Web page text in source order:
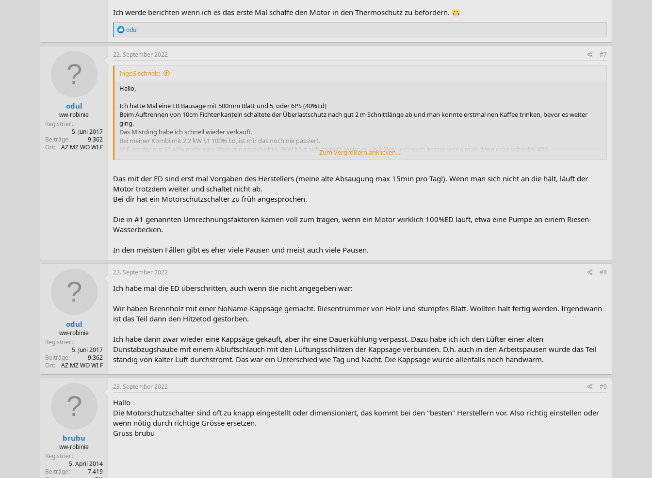
Ich werde berichten wenn ich es das erste Mal schaffe den Motor in den Thermoschutz zu befördern.
R
e
a
k
o
e
:
odul
odul
ww-robinie
Registriert
5. Juni 2017
Beiträge
9.362
Ort
AZ MZ WO WI F
22. September 2022 #7
IngoS schrieb:
Hallo,
Ich hatte Mal eine EB Bausäge mit 500mm Blatt und 5, oder 6PS (40%Ed)
Beim Auftrennen von 10cm Fichtenkanteln schaltete der Überlastschutz nach gut 2 m Schnittlänge ab und man konnte erstmal nen Kaffee trinken, bevor es weiter
ging.
Das Mistding habe ich schnell wieder verkauft.
Bei meiner Kombi mit 2,2 kW S1 100% Ed, ist mir das noch nie passiert.
M.E. ist das mit S6 40% mehr eine Marketinggeschichte. 3kW hört sich einfach mehr an als 2,2kW und noch besser, wenn man dann dran schreibt, 4PS.
Zum Vergrößern anklicken....
Das mit der ED sind erst mal Vorgaben des Herstellers (meine alte Absaugung max 15min pro Tag!). Wenn man sich nicht an die hält, läuft der
Motor trotzdem weiter und schaltet nicht ab.
Bei dir hat ein Motorschutzschalter zu früh angesprochen.
Die in #1 genannten Umrechnungsfaktoren kämen voll zum tragen, wenn ein Motor wirklich 100%ED läuft, etwa eine Pumpe an einem Riesen-
Wasserbecken.
In den meisten Fällen gibt es eher viele Pausen und meist auch viele Pausen.
odul
ww-robinie
Registriert
5. Juni 2017
Beiträge
9.362
Ort
AZ MZ WO WI F
22. September 2022 #8
Ich habe mal die ED überschritten, auch wenn die nicht angegeben war:
Wir haben Brennholz mit einer NoName-Kappsäge gemacht. Riesentrümmer von Holz und stumpfes Blatt. Wollten halt fertig werden. Irgendwann
ist das Teil dann den Hitzetod gestorben.
Ich habe dann zwar wieder eine Kappsäge gekauft, aber ihr eine Dauerkühlung verpasst. Dazu habe ich ich den Lüfter einer alten
Dunstabzugshaube mit einem Abluftschlauch mit den Lüftungsschlitzen der Kappsäge verbunden. D.h. auch in den Arbeitspausen wurde das Teil
ständig von kalter Luft durchströmt. Das war ein Unterschied wie Tag und Nacht. Die Kappsäge wurde allenfalls noch handwarm.
brubu
ww-robinie
Registriert
5. April 2014
Beiträge
7.419
23. September 2022 #9
Hallo
Die Motorschutzschalter sind oft zu knapp eingestellt oder dimensioniert, das kommt bei den "besten" Herstellern vor. Also richtig einstellen oder
wenn nötig durch richtige Grösse ersetzen.
Gruss brubu